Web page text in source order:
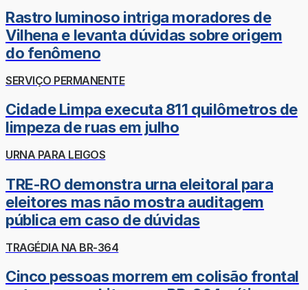
Rastro luminoso intriga moradores de
Vilhena e levanta dúvidas sobre origem
do fenômeno
SERVIÇO PERMANENTE
Cidade Limpa executa 811 quilômetros de
limpeza de ruas em julho
URNA PARA LEIGOS
TRE-RO demonstra urna eleitoral para
eleitores mas não mostra auditagem
pública em caso de dúvidas
TRAGÉDIA NA BR-364
Cinco pessoas morrem em colisão frontal